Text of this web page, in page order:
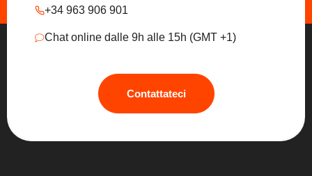
+34 963 906 901
Chat online dalle 9h alle 15h (GMT +1)
Contattateci